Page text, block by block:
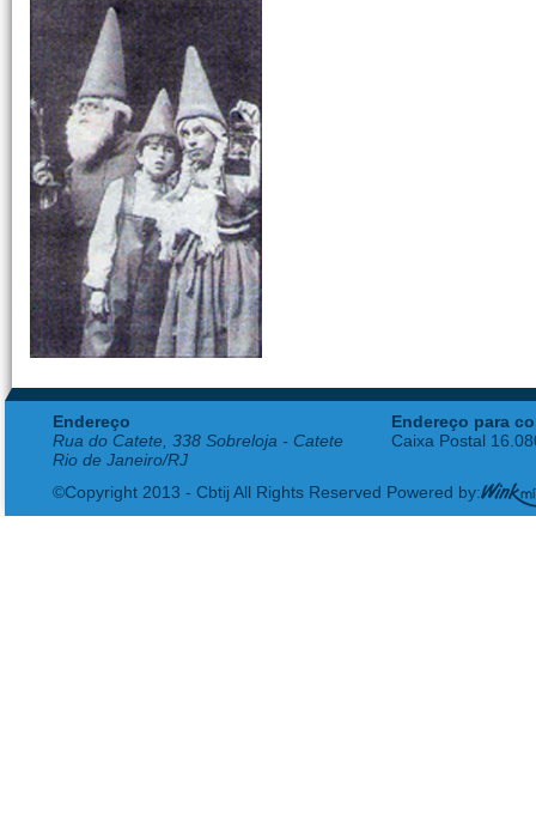
Endereço
Rua do Catete, 338 Sobreloja - Catete
Rio de Janeiro/RJ
Endereço para
Caixa Postal
©Copyright 2013 - Cbtij All Rights Reserved Powered by: